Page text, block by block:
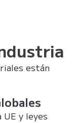
están
y leyes